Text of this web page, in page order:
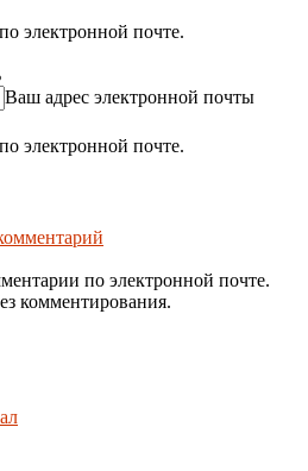
электронной почте.
Ваш адрес электронной почты
электронной почте.
по электронной почте.
комментирования.